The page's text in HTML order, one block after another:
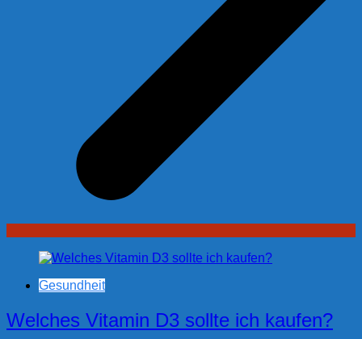
Gesundheit
Welches Vitamin D3 sollte ich kaufen?